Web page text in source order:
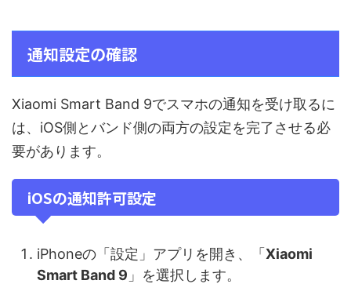
通知設定の確認
Xiaomi Smart Band 9でスマホの通知を受け取るに
は、iOS側とバンド側の両方の設定を完了させる必
要があります。
iOSの通知許可設定
iPhoneの「設定」アプリを開き、「Xiaomi
Smart Band 9 」を選択します。